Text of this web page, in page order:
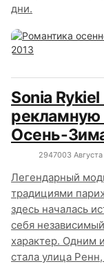
дни.
Sonia
рекламную
Осень-
2947003
Легендарный
традициями
здесь началась
себя
характер. Одним
стала улица